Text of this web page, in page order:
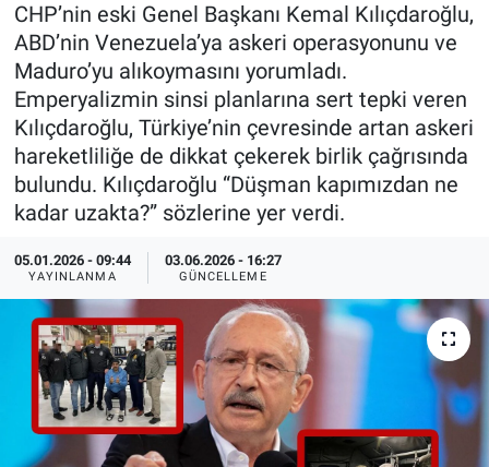
CHP’nin eski Genel Başkanı Kemal Kılıçdaroğlu,
ABD’nin Venezuela’ya askeri operasyonunu ve
Maduro’yu alıkoymasını yorumladı.
Emperyalizmin sinsi planlarına sert tepki veren
Kılıçdaroğlu, Türkiye’nin çevresinde artan askeri
hareketliliğe de dikkat çekerek birlik çağrısında
bulundu. Kılıçdaroğlu “Düşman kapımızdan ne
kadar uzakta?” sözlerine yer verdi.
05.01.2026 - 09:44
YAYINLANMA
03.06.2026 - 16:27
GÜNCELLEME
Trend
Özel Haberler
Yazarlar
Ekonomi
Dünya
Medya
Özel Haberler
Kadın
Erişim Bilgileri
Sağlık
Teknoloji
Son Dakika Haberleri
Haber Arşivi